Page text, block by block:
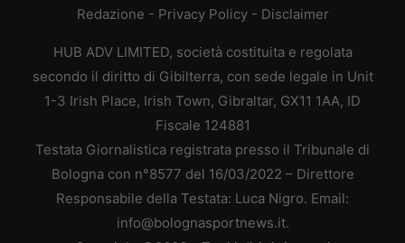
Redazione - Privacy Policy- Disclaimer
HUB ADV LIMITED, società costituita e regolata
secondo il diritto di Gibilterra, con sede legale in Unit
1-3 Irish Place, Irish Town, Gibraltar, GX11 1AA, ID
Fiscale 124881
Testata Giornalistica registrata presso il Tribunale di
Bologna con n°8577 del 16/03/2022 – Direttore
Responsabile della Testata: Luca Nigro. Email:
info@bolognasportnews.it.